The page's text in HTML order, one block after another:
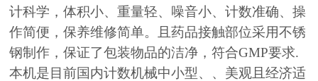
计科学，体积小、重量轻、噪音小、计数准确、操
作简便，保养维修简单。且药品接触部位采用不锈
钢制作，保证了包装物品的洁净，符合GMP要求.
本机是目前国内计数机械中小型、、美观且经济适